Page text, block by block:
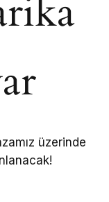
üzerinde